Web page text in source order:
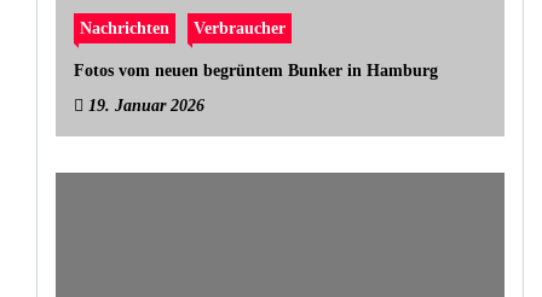
Nachrichten Verbraucher
Fotos vom neuen begrüntem Bunker in Hamburg
19. Januar 2026